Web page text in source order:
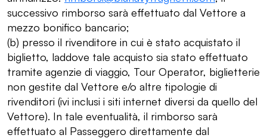
successivo rimborso sarà effettuato dal Vettore a
mezzo bonifico bancario;
(b) presso il rivenditore in cui è stato acquistato il
biglietto, laddove tale acquisto sia stato effettuato
tramite agenzie di viaggio, Tour Operator, biglietterie
non gestite dal Vettore e/o altre tipologie di
rivenditori (ivi inclusi i siti internet diversi da quello del
Vettore). In tale eventualità, il rimborso sarà
effettuato al Passeggero direttamente dal